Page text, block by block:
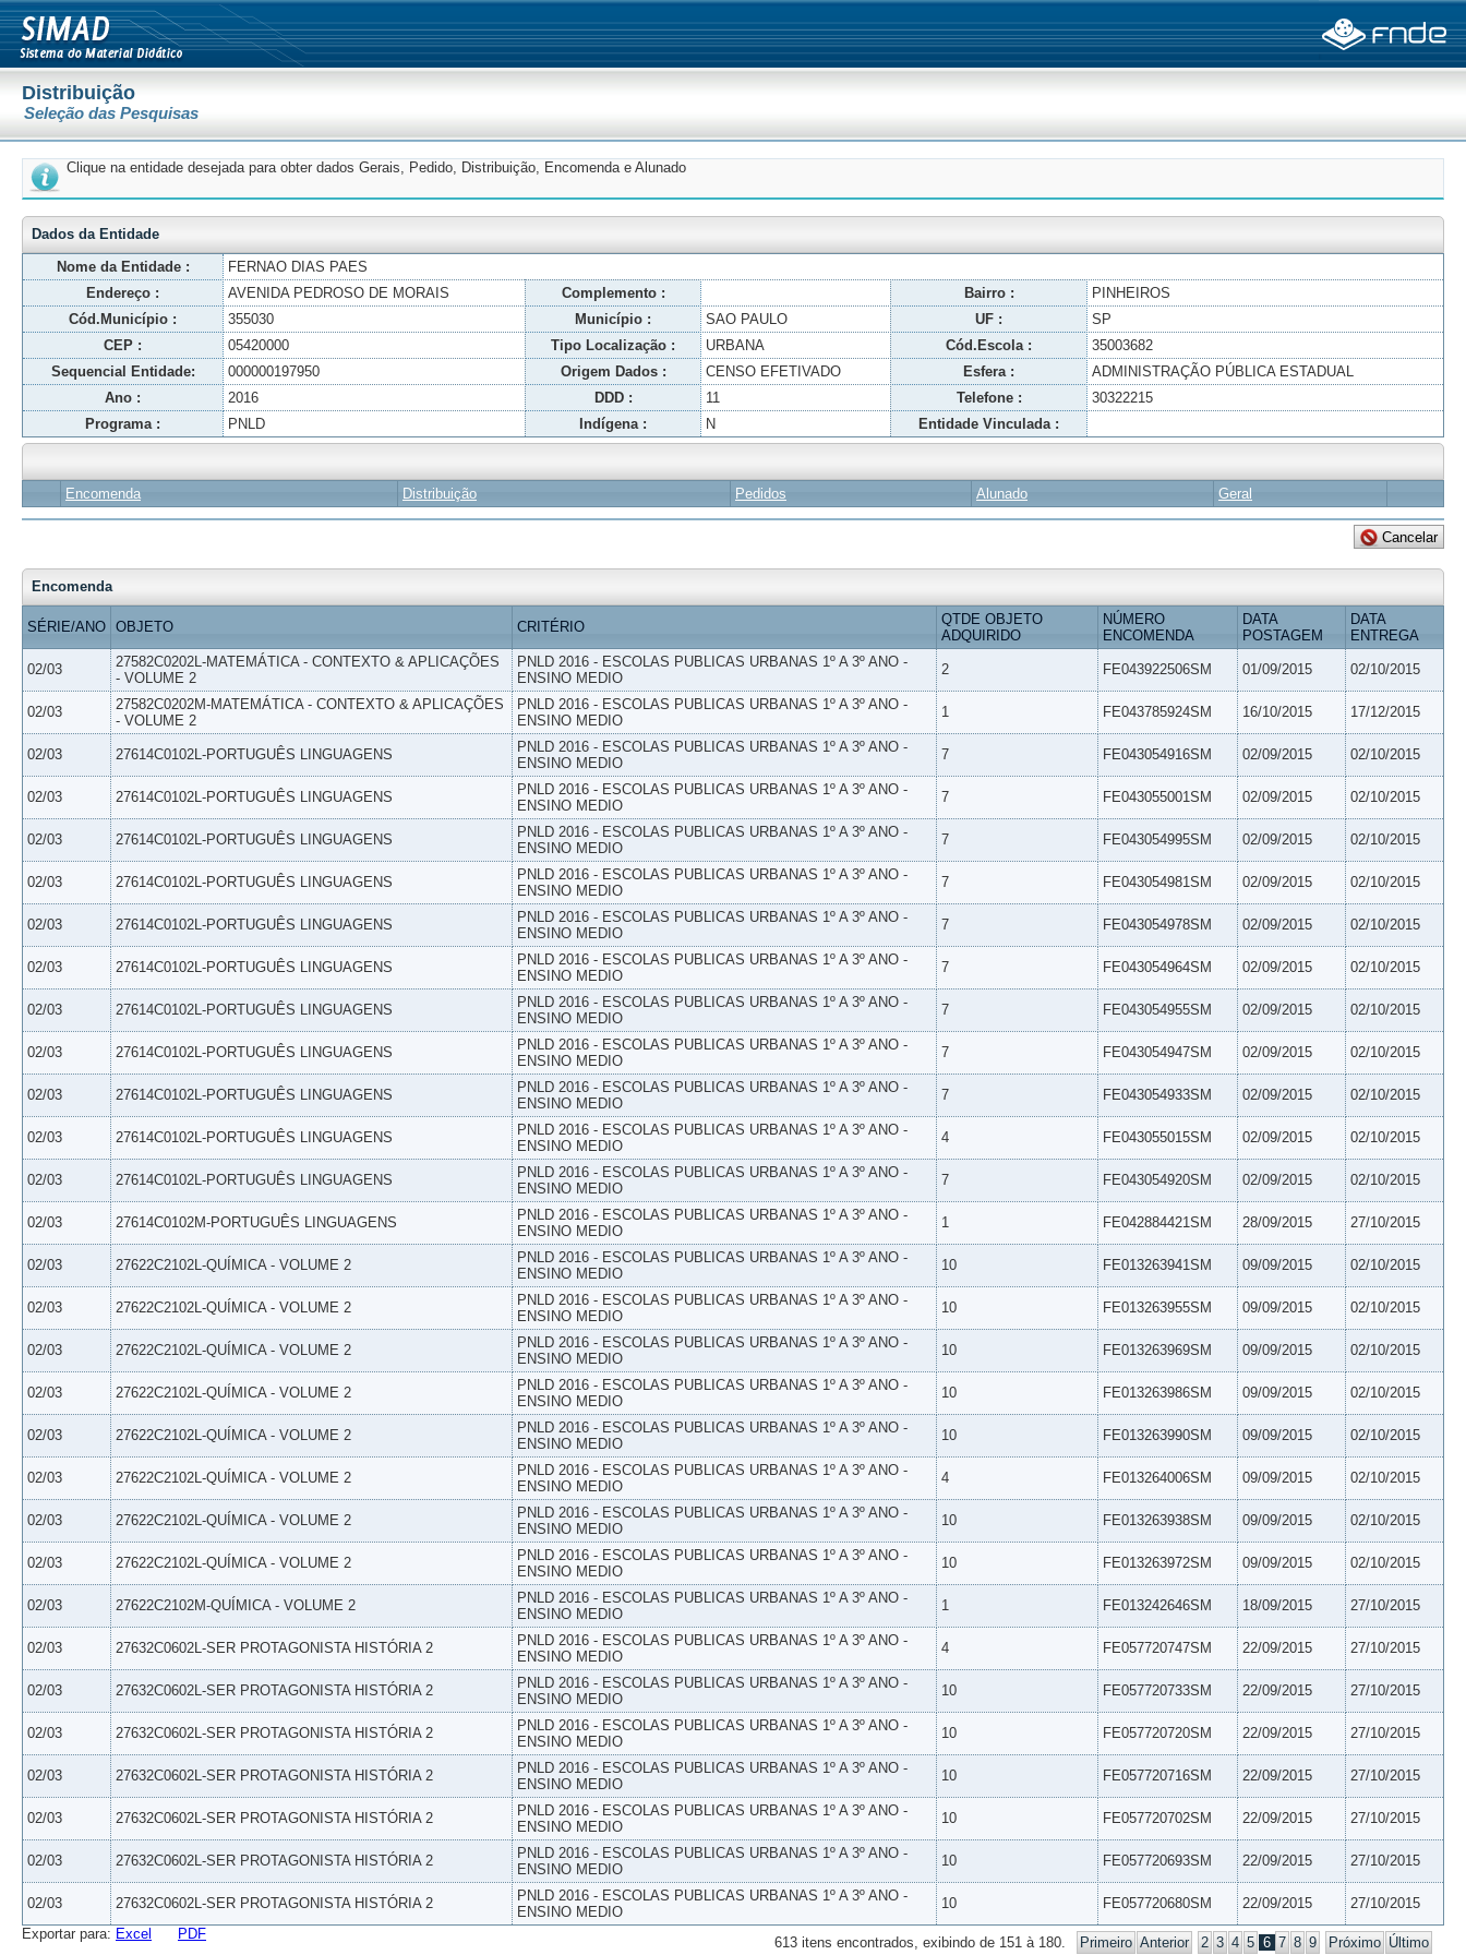
Distribuição
Seleção das Pesquisas
Clique na entidade desejada para obter dados Gerais, Pedido, Distribuição, Encomenda e Alunado
Dados da Entidade
Nome da Entidade :
FERNAO DIAS PAES
Endereço :
AVENIDA PEDROSO DE MORAIS Complemento : Bairro :
PINHEIROS
Cód.Município :
355030 Município : SAO PAULO UF :
SP
CEP :
05420000 Tipo Localização : URBANA Cód.Escola :
35003682
Sequencial Entidade:
000000197950 Origem Dados : CENSO EFETIVADO Esfera :
ADMINISTRAÇÃO PÚBLICA ESTADUAL
Ano :
2016 DDD : 11 Telefone :
30322215
Programa :
PNLD Indígena : N Entidade Vinculada :
Encomenda Distribuição Pedidos Alunado Geral
Encomenda
SÉRIE/ANO OBJETO CRITÉRIO
QTDE OBJETO
ADQUIRIDO
NÚMERO
ENCOMENDA
DATA
POSTAGEM
DATA
ENTREGA
02/03
27582C0202L-MATEMÁTICA - CONTEXTO & APLICAÇÕES
- VOLUME 2
PNLD 2016 - ESCOLAS PUBLICAS URBANAS 1º A 3º ANO -
ENSINO MEDIO
2 FE043922506SM 01/09/2015 02/10/2015
02/03
27582C0202M-MATEMÁTICA - CONTEXTO & APLICAÇÕES
- VOLUME 2
PNLD 2016 - ESCOLAS PUBLICAS URBANAS 1º A 3º ANO -
ENSINO MEDIO
1 FE043785924SM 16/10/2015 17/12/2015
02/03 27614C0102L-PORTUGUÊS LINGUAGENS
PNLD 2016 - ESCOLAS PUBLICAS URBANAS 1º A 3º ANO -
ENSINO MEDIO
7 FE043054916SM 02/09/2015 02/10/2015
02/03 27614C0102L-PORTUGUÊS LINGUAGENS
PNLD 2016 - ESCOLAS PUBLICAS URBANAS 1º A 3º ANO -
ENSINO MEDIO
7 FE043055001SM 02/09/2015 02/10/2015
02/03 27614C0102L-PORTUGUÊS LINGUAGENS
PNLD 2016 - ESCOLAS PUBLICAS URBANAS 1º A 3º ANO -
ENSINO MEDIO
7 FE043054995SM 02/09/2015 02/10/2015
02/03 27614C0102L-PORTUGUÊS LINGUAGENS
PNLD 2016 - ESCOLAS PUBLICAS URBANAS 1º A 3º ANO -
ENSINO MEDIO
7 FE043054981SM 02/09/2015 02/10/2015
02/03 27614C0102L-PORTUGUÊS LINGUAGENS
PNLD 2016 - ESCOLAS PUBLICAS URBANAS 1º A 3º ANO -
ENSINO MEDIO
7 FE043054978SM 02/09/2015 02/10/2015
02/03 27614C0102L-PORTUGUÊS LINGUAGENS
PNLD 2016 - ESCOLAS PUBLICAS URBANAS 1º A 3º ANO -
ENSINO MEDIO
7 FE043054964SM 02/09/2015 02/10/2015
02/03 27614C0102L-PORTUGUÊS LINGUAGENS
PNLD 2016 - ESCOLAS PUBLICAS URBANAS 1º A 3º ANO -
ENSINO MEDIO
7 FE043054955SM 02/09/2015 02/10/2015
02/03 27614C0102L-PORTUGUÊS LINGUAGENS
PNLD 2016 - ESCOLAS PUBLICAS URBANAS 1º A 3º ANO -
ENSINO MEDIO
7 FE043054947SM 02/09/2015 02/10/2015
02/03 27614C0102L-PORTUGUÊS LINGUAGENS
PNLD 2016 - ESCOLAS PUBLICAS URBANAS 1º A 3º ANO -
ENSINO MEDIO
7 FE043054933SM 02/09/2015 02/10/2015
02/03 27614C0102L-PORTUGUÊS LINGUAGENS
PNLD 2016 - ESCOLAS PUBLICAS URBANAS 1º A 3º ANO -
ENSINO MEDIO
4 FE043055015SM 02/09/2015 02/10/2015
02/03 27614C0102L-PORTUGUÊS LINGUAGENS
PNLD 2016 - ESCOLAS PUBLICAS URBANAS 1º A 3º ANO -
ENSINO MEDIO
7 FE043054920SM 02/09/2015 02/10/2015
02/03 27614C0102M-PORTUGUÊS LINGUAGENS
PNLD 2016 - ESCOLAS PUBLICAS URBANAS 1º A 3º ANO -
ENSINO MEDIO
1 FE042884421SM 28/09/2015 27/10/2015
02/03 27622C2102L-QUÍMICA - VOLUME 2
PNLD 2016 - ESCOLAS PUBLICAS URBANAS 1º A 3º ANO -
ENSINO MEDIO
10 FE013263941SM 09/09/2015 02/10/2015
02/03 27622C2102L-QUÍMICA - VOLUME 2
PNLD 2016 - ESCOLAS PUBLICAS URBANAS 1º A 3º ANO -
ENSINO MEDIO
10 FE013263955SM 09/09/2015 02/10/2015
02/03 27622C2102L-QUÍMICA - VOLUME 2
PNLD 2016 - ESCOLAS PUBLICAS URBANAS 1º A 3º ANO -
ENSINO MEDIO
10 FE013263969SM 09/09/2015 02/10/2015
02/03 27622C2102L-QUÍMICA - VOLUME 2
PNLD 2016 - ESCOLAS PUBLICAS URBANAS 1º A 3º ANO -
ENSINO MEDIO
10 FE013263986SM 09/09/2015 02/10/2015
02/03 27622C2102L-QUÍMICA - VOLUME 2
PNLD 2016 - ESCOLAS PUBLICAS URBANAS 1º A 3º ANO -
ENSINO MEDIO
10 FE013263990SM 09/09/2015 02/10/2015
02/03 27622C2102L-QUÍMICA - VOLUME 2
PNLD 2016 - ESCOLAS PUBLICAS URBANAS 1º A 3º ANO -
ENSINO MEDIO
4 FE013264006SM 09/09/2015 02/10/2015
02/03 27622C2102L-QUÍMICA - VOLUME 2
PNLD 2016 - ESCOLAS PUBLICAS URBANAS 1º A 3º ANO -
ENSINO MEDIO
10 FE013263938SM 09/09/2015 02/10/2015
02/03 27622C2102L-QUÍMICA - VOLUME 2
PNLD 2016 - ESCOLAS PUBLICAS URBANAS 1º A 3º ANO -
ENSINO MEDIO
10 FE013263972SM 09/09/2015 02/10/2015
02/03 27622C2102M-QUÍMICA - VOLUME 2
PNLD 2016 - ESCOLAS PUBLICAS URBANAS 1º A 3º ANO -
ENSINO MEDIO
1 FE013242646SM 18/09/2015 27/10/2015
02/03 27632C0602L-SER PROTAGONISTA HISTÓRIA 2
PNLD 2016 - ESCOLAS PUBLICAS URBANAS 1º A 3º ANO -
ENSINO MEDIO
4 FE057720747SM 22/09/2015 27/10/2015
02/03 27632C0602L-SER PROTAGONISTA HISTÓRIA 2
PNLD 2016 - ESCOLAS PUBLICAS URBANAS 1º A 3º ANO -
ENSINO MEDIO
10 FE057720733SM 22/09/2015 27/10/2015
02/03 27632C0602L-SER PROTAGONISTA HISTÓRIA 2
PNLD 2016 - ESCOLAS PUBLICAS URBANAS 1º A 3º ANO -
ENSINO MEDIO
10 FE057720720SM 22/09/2015 27/10/2015
02/03 27632C0602L-SER PROTAGONISTA HISTÓRIA 2
PNLD 2016 - ESCOLAS PUBLICAS URBANAS 1º A 3º ANO -
ENSINO MEDIO
10 FE057720716SM 22/09/2015 27/10/2015
02/03 27632C0602L-SER PROTAGONISTA HISTÓRIA 2
PNLD 2016 - ESCOLAS PUBLICAS URBANAS 1º A 3º ANO -
ENSINO MEDIO
10 FE057720702SM 22/09/2015 27/10/2015
02/03 27632C0602L-SER PROTAGONISTA HISTÓRIA 2
PNLD 2016 - ESCOLAS PUBLICAS URBANAS 1º A 3º ANO -
ENSINO MEDIO
10 FE057720693SM 22/09/2015 27/10/2015
02/03 27632C0602L-SER PROTAGONISTA HISTÓRIA 2
PNLD 2016 - ESCOLAS PUBLICAS URBANAS 1º A 3º ANO -
ENSINO MEDIO
10 FE057720680SM 22/09/2015 27/10/2015
613 itens encontrados, exibindo de 151 à 180. Primeiro Anterior 2 3 4 5 6 7 8 9 Próximo Último
Exportar para: Excel PDF